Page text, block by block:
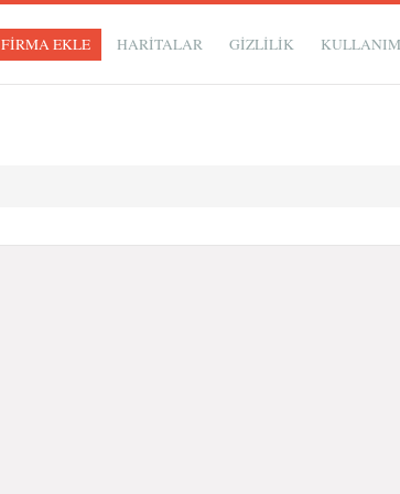
FİRMA EKLE HARİTALAR GIZLILIK